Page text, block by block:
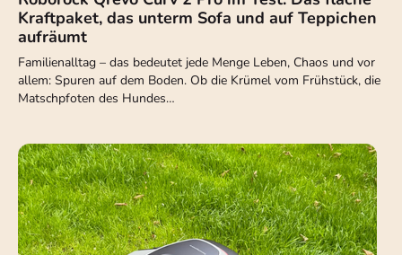
Kraftpaket, das unterm Sofa und auf Teppichen
aufräumt
Familienalltag – das bedeutet jede Menge Leben, Chaos und vor
allem: Spuren auf dem Boden. Ob die Krümel vom Frühstück, die
Matschpfoten des Hundes…